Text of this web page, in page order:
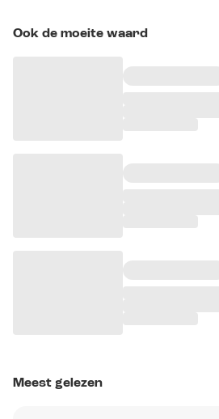
Ook de moeite waard
Meest gelezen